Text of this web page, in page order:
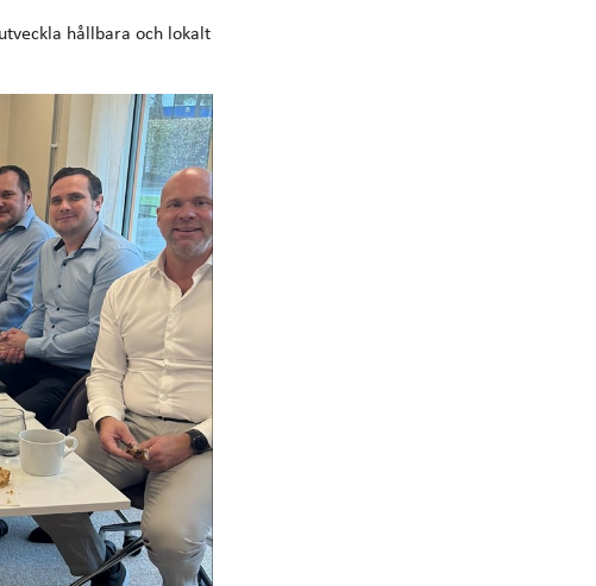
hållbara och lokalt